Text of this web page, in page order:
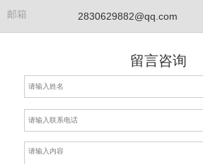
邮箱 2830629882@qq.com
留言咨询